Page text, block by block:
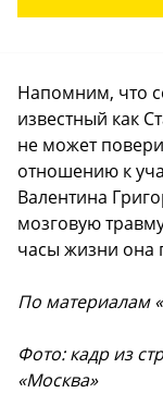
Напомним, что
известный как
не может
отношению к
Валентина
мозговую
часы жизни она
По материалам
Фото: кадр из
«Москва»